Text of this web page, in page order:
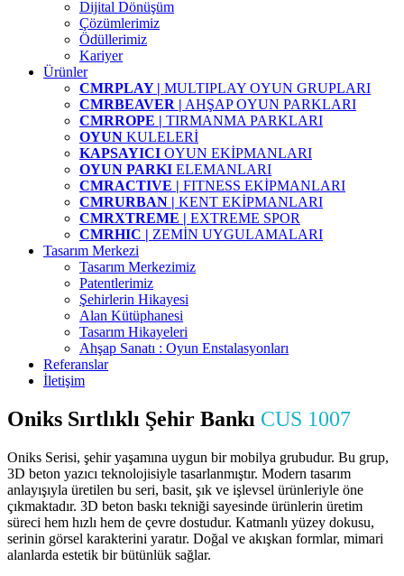
Dijital Dönüşüm
Çözümlerimiz
Ödüllerimiz
Kariyer
Ürünler
CMRPLAY | MULTIPLAY OYUN GRUPLARI
CMRBEAVER | AHŞAP OYUN PARKLARI
CMRROPE | TIRMANMA PARKLARI
OYUN KULELERİ
KAPSAYICI OYUN EKİPMANLARI
OYUN PARKI ELEMANLARI
CMRACTIVE | FITNESS EKİPMANLARI
CMRURBAN | KENT EKİPMANLARI
CMRXTREME | EXTREME SPOR
CMRHIC | ZEMİN UYGULAMALARI
Tasarım Merkezi
Tasarım Merkezimiz
Patentlerimiz
Şehirlerin Hikayesi
Alan Kütüphanesi
Tasarım Hikayeleri
Ahşap Sanatı : Oyun Enstalasyonları
Referanslar
İletişim
Oniks Sırtlıklı Şehir Bankı CUS 1007
Oniks Serisi, şehir yaşamına uygun bir mobilya grubudur. Bu grup,
3D beton yazıcı teknolojisiyle tasarlanmıştır. Modern tasarım
anlayışıyla üretilen bu seri, basit, şık ve işlevsel ürünleriyle öne
çıkmaktadır. 3D beton baskı tekniği sayesinde ürünlerin üretim
süreci hem hızlı hem de çevre dostudur. Katmanlı yüzey dokusu,
serinin görsel karakterini yaratır. Doğal ve akışkan formlar, mimari
alanlarda estetik bir bütünlük sağlar.